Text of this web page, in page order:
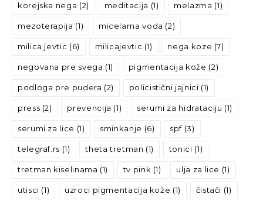
korejska nega (2) meditacija (1) melazma (1)
mezoterapija (1) micelarna voda (2)
milica jevtic (6) milicajevtic (1) nega koze (7)
negovana pre svega (1) pigmentacija kože (2)
podloga pre pudera (2) policistični jajnici (1)
press (2) prevencija (1) serumi za hidrataciju (1)
serumi za lice (1) sminkanje (6) spf (3)
telegraf.rs (1) theta tretman (1) tonici (1)
tretman kiselinama (1) tv pink (1) ulja za lice (1)
utisci (1) uzroci pigmentacija kože (1) čistači (1)